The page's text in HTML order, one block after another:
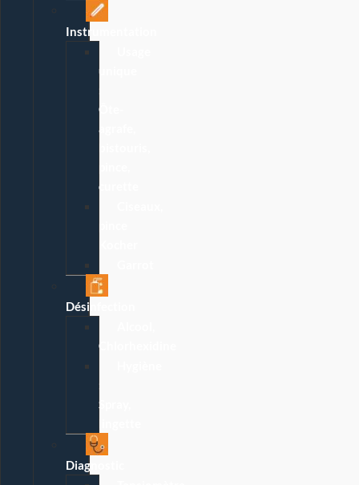
Instrumentation
unique
Ôte-
agrafe,
curette
Désinfection
Chlorhexidine
Spray,
Diagnostic